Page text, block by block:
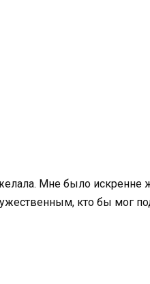
Мне было искренне
кто бы мог